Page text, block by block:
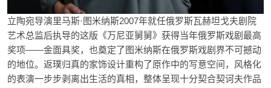
立陶宛导演里马斯·图米纳斯2007年就任俄罗斯瓦赫坦戈夫剧院
艺术总监后执导的这版《万尼亚舅舅》获得当年俄罗斯戏剧最高
奖项——金面具奖，也奠定了图米纳斯在俄罗斯戏剧界不可撼动
的地位。返璞归真的家饰设计重构了原作中的写意空间，风格化
的表演一步步剥离出生活的真相，整体呈现十分契合契诃夫作品